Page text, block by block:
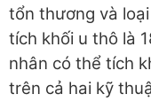
tổn thương và
tích khối u thô là
nhân có thể tích
trên cả hai kỹ